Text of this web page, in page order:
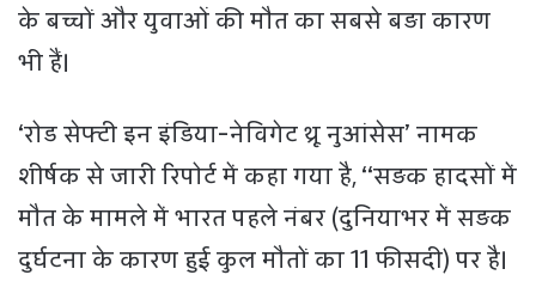
के बच्चों और युवाओं की मौत का सबसे बड़ा कारण
भी हैं।
‘रोड सेफ्टी इन इंडिया-नेविगेट थ्रू नुआंसेस’ नामक
शीर्षक से जारी रिपोर्ट में कहा गया है, ‘‘सड़क हादसों में
मौत के मामले में भारत पहले नंबर (दुनियाभर में सड़क
दुर्घटना के कारण हुई कुल मौतों का 11 फीसदी) पर है।